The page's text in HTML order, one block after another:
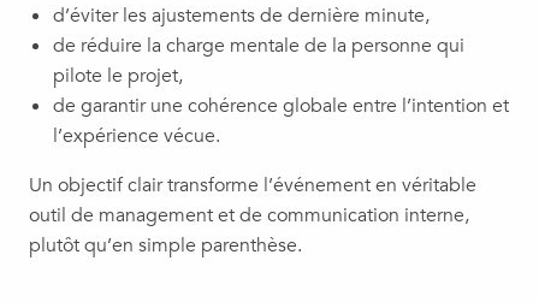
d’éviter les ajustements de dernière minute,
de réduire la charge mentale de la personne qui
pilote le projet,
de garantir une cohérence globale entre l’intention et
l’expérience vécue.
Un objectif clair transforme l’événement en véritable
outil de management et de communication interne,
plutôt qu’en simple parenthèse.